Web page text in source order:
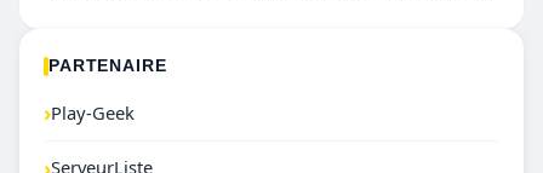
PARTENAIRE
›Play-Geek
ServeurListe